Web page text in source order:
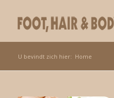
U bevindt zich hier: Home